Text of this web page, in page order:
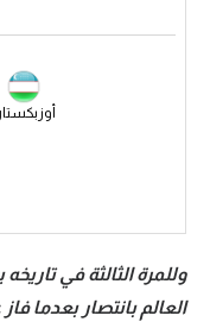
كرة يد
كرة طائرة
وللمرة الثالثة في